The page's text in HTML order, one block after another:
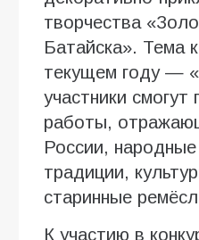
творчества
Батайска». Тема
текущем году —
участники смогут
работы,
России,
традиции,
старинные
К участию в